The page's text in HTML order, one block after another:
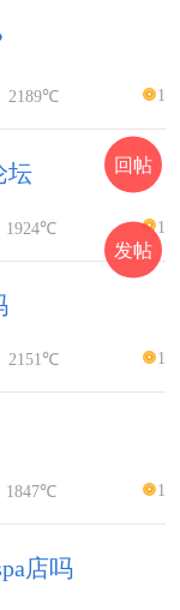
2189℃ 1
坛
1924℃ 1
2151℃ 1
1847℃ 1
店吗
回帖
发帖